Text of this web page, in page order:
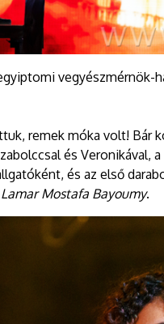
remek móka volt! Bár
és Veronikával,
és az első
Lamar Mostafa Bayoumy.